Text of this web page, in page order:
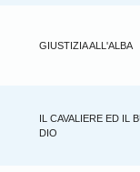
GIUSTIZIA ALL'ALBA
IL CAVALIERE ED IL
DIO